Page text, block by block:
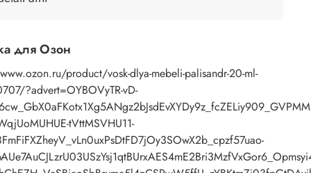
следующий слой наносится через 2-4 часа.
максимального эффекта после обработки покрытие
щеткой для мебели, войлочной тканью,
или хлопковой тканью.
пальмовый воск, льняное масло, скипидар сосновый
натуральный.
для Озон
product/vosk-dlya-mebeli-palisandr-20-ml-
?advert=OYBOVyTR-vD-
tVttMSVHU11-